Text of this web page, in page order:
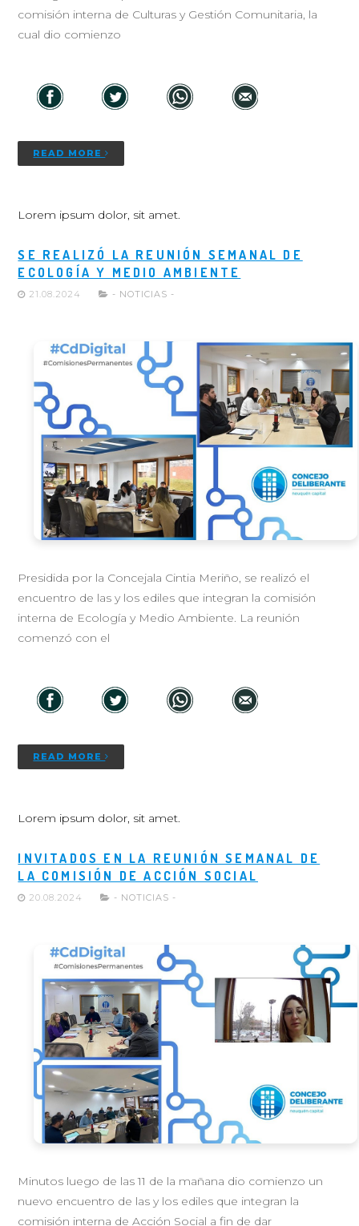
comisión interna de Culturas y Gestión Comunitaria, la
cual dio comienzo
READ MORE
Lorem ipsum dolor, sit amet.
SE REALIZÓ LA REUNIÓN SEMANAL DE
ECOLOGÍA Y MEDIO AMBIENTE
21.08.2024 - NOTICIAS -
Presidida por la Concejala Cintia Meriño, se realizó el
encuentro de las y los ediles que integran la comisión
interna de Ecología y Medio Ambiente. La reunión
comenzó con el
READ MORE
Lorem ipsum dolor, sit amet.
INVITADOS EN LA REUNIÓN SEMANAL DE
LA COMISIÓN DE ACCIÓN SOCIAL
20.08.2024 - NOTICIAS -
Minutos luego de las 11 de la mañana dio comienzo un
nuevo encuentro de las y los ediles que integran la
comisión interna de Acción Social a fin de dar